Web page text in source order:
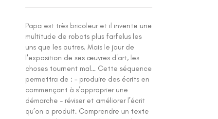
Papa est très bricoleur et il invente une
multitude de robots plus farfelus les
uns que les autres. Mais le jour de
l'exposition de ses œuvres d'art, les
choses tournent mal… Cette séquence
permettra de : - produire des écrits en
commençant à s’approprier une
démarche - réviser et améliorer l’écrit
qu’on a produit. Comprendre un texte